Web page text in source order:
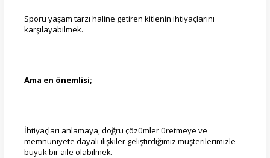
Sporu yaşam tarzı haline getiren kitlenin ihtiyaçlarını
karşılayabilmek.
Ama en önemlisi;
İhtiyaçları anlamaya, doğru çözümler üretmeye ve
memnuniyete dayalı ilişkiler geliştirdiğimiz müşterilerimizle
büyük bir aile olabilmek.